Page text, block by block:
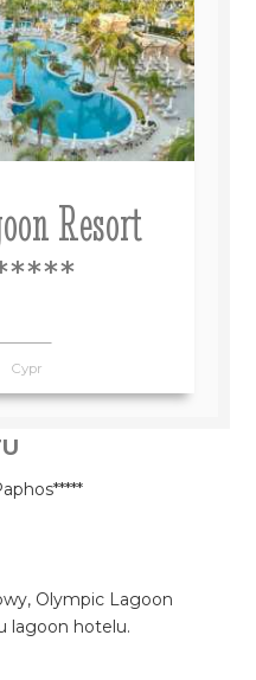
Resort
Cypr
Olympic Lagoon
lagoon hotelu.